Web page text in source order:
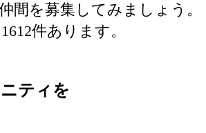
間を募集してみましょう。
件あります。
ティを